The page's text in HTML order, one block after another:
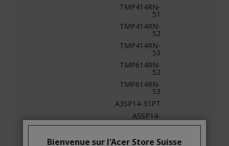
TMP414RN-
51
TMP414RN-
52
TMP414RN-
53
TMP614RN-
52
TMP614RN-
53
A3SP14-31PT
A5SP14-
51MTN
Bienvenue sur l'Acer Store Suisse